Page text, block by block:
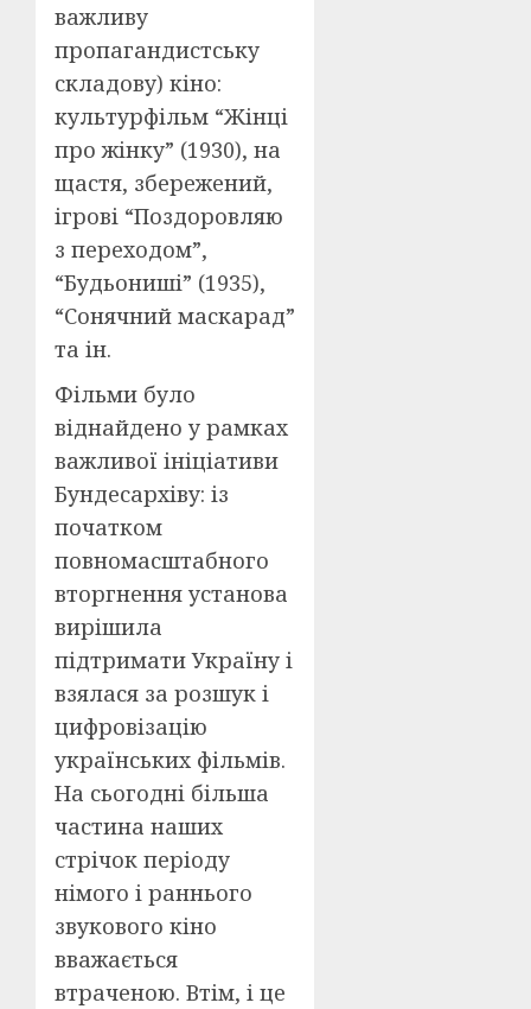
важливу
пропагандистську
складову) кіно:
культурфільм “Жінці
про жінку” (1930), на
щастя, збережений,
ігрові “Поздоровляю
з переходом”,
“Будьониші” (1935),
“Сонячний маскарад”
та ін.
Фільми було
віднайдено у рамках
важливої ініціативи
Бундесархіву: із
початком
повномасштабного
вторгнення установа
вирішила
підтримати Україну і
взялася за розшук і
цифровізацію
українських фільмів.
На сьогодні більша
частина наших
стрічок періоду
німого і раннього
звукового кіно
вважається
втраченою. Втім, і це